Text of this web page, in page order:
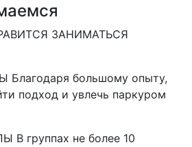
ЗАНИМАТЬСЯ
большому опыту,
подход и увлечь паркуром
В группах не более 10